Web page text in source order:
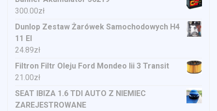
300.00zł
Dunlop Zestaw Żarówek Samochodowych H4
11 El
24.89zł
Filtron Filtr Oleju Ford Mondeo Iii 3 Transit
21.00zł
SEAT IBIZA 1.6 TDI AUTO Z NIEMIEC
ZAREJESTROWANE